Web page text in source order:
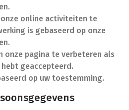
online activiteiten te
is gebaseerd op onze
onze pagina te verbeteren als
geaccepteerd.
op uw toestemming.